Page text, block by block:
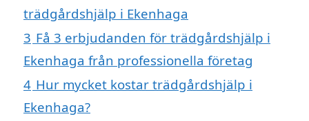
trädgårdshjälp i Ekenhaga
3 Få 3 erbjudanden för trädgårdshjälp i
Ekenhaga från professionella företag
4 Hur mycket kostar trädgårdshjälp i
Ekenhaga?